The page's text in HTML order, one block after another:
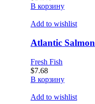
В корзину
Add to wishlist
Atlantic Salmon
Fresh Fish
$7.68
В корзину
Add to wishlist